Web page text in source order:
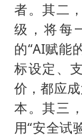
者。其二
级，将每
的“AI赋能
标设定、
价，都应
本。其三
用“安全试